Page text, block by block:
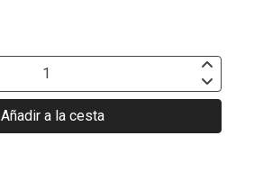
Añadir a la cesta